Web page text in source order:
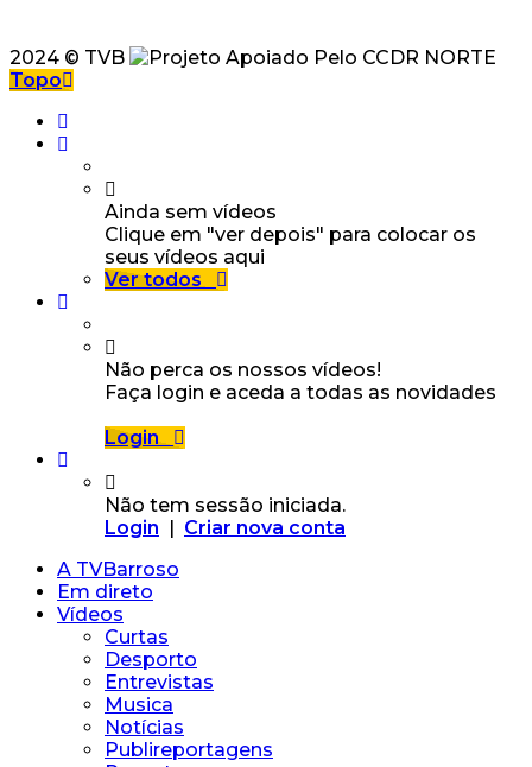
2024 © TVB
Topo
Ainda sem vídeos
Clique em "ver depois" para colocar os
seus vídeos aqui
Ver todos
Não perca os nossos vídeos!
Faça login e aceda a todas as novidades
Login
Não tem sessão iniciada.
Login | Criar nova conta
A TVBarroso
Em direto
Vídeos
Curtas
Desporto
Entrevistas
Musica
Notícias
Publireportagens